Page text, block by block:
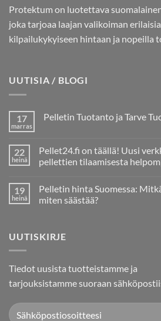
Protektum on luotettava
joka tarjoaa laajan valikoiman
kilpailukykyiseen hintaan ja nopeilla
UUTISIA / BLOGI
17
marras
Pelletin Tuotanto ja Tarve
Pelletin
Tuotanto
ja
Suomessa
22
heinä
Pellet24.fi on täällä! Uusi
pellettien tilaamisesta
artikkeliin
Pellet24.fi
on
tekee
pellettien
koskaan
19
heinä
Pelletin hinta Suomessa:
miten säästää?
Pelletin
hinta
tekijät
vaikuttavat
ja
miten
UUTISKIRJE
Tiedot uusista tuotteistamme ja
tarjouksistamme suoraan